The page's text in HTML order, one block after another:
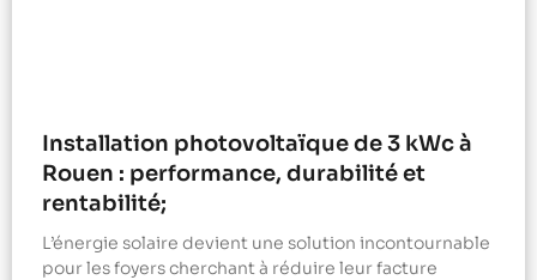
Installation photovoltaïque de 3 kWc à
Rouen : performance, durabilité et
rentabilité;
L’énergie solaire devient une solution incontournable
pour les foyers cherchant à réduire leur facture